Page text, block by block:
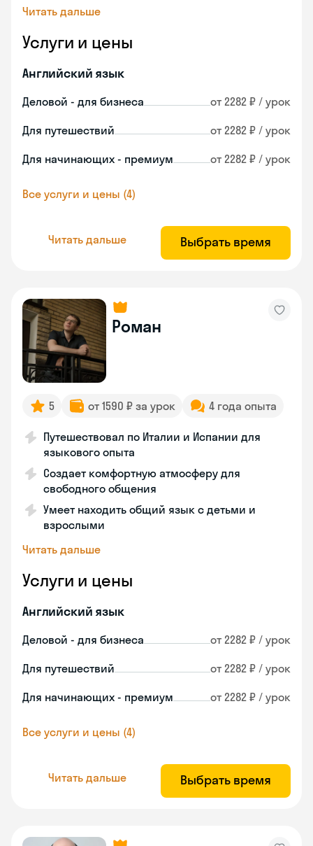
Читать дальше
Услуги и цены
Английский язык
Деловой - для бизнеса от 2282 ₽ / урок
Для путешествий от 2282 ₽ / урок
Для начинающих - премиум от 2282 ₽ / урок
Все услуги и цены (4)
Читать дальше Выбрать время
Роман
5 от 1590 ₽ за урок 4 года опыта
Путешествовал по Италии и Испании для
языкового опыта
Создает комфортную атмосферу для
свободного общения
Умеет находить общий язык с детьми и
взрослыми
Читать дальше
Услуги и цены
Английский язык
Деловой - для бизнеса от 2282 ₽ / урок
Для путешествий от 2282 ₽ / урок
Для начинающих - премиум от 2282 ₽ / урок
Все услуги и цены (4)
Читать дальше Выбрать время